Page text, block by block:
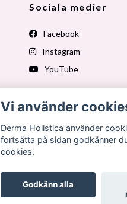
Sociala medier
Facebook
Instagram
YouTube
Vi använder
Derma Holistica använder
fortsätta på sidan godkänner
cookies.
Godkänn alla